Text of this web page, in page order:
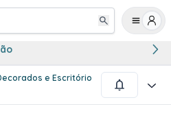
e Escritório